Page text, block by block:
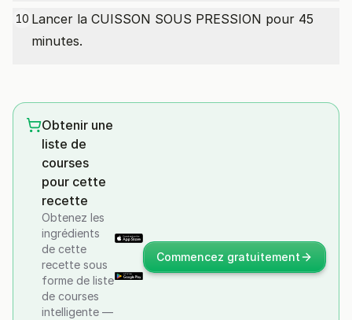
10 Lancer la CUISSON SOUS PRESSION pour 45
minutes.
Obtenir une
liste de
courses
pour cette
recette
Obtenez les
ingrédients
de cette
recette sous
forme de liste
de courses
intelligente —
Commencez gratuitement